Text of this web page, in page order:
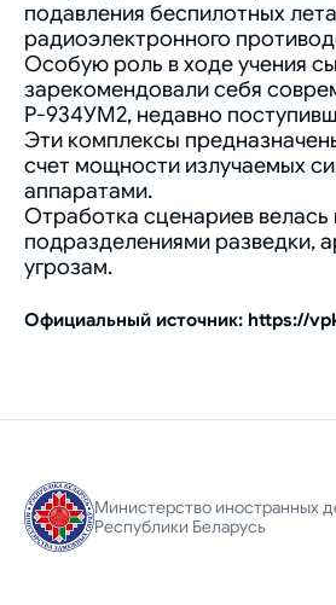
подавления беспилотных
радиоэлектронного
Особую роль в ходе учения
зарекомендовали себя
Р-934УМ2, недавно
Эти комплексы
счет мощности излучаемых
аппаратами.
Отработка сценариев
подразделениями разведки,
угрозам.
Официальный источник: https://
Министерство иностранных
Республики Беларусь